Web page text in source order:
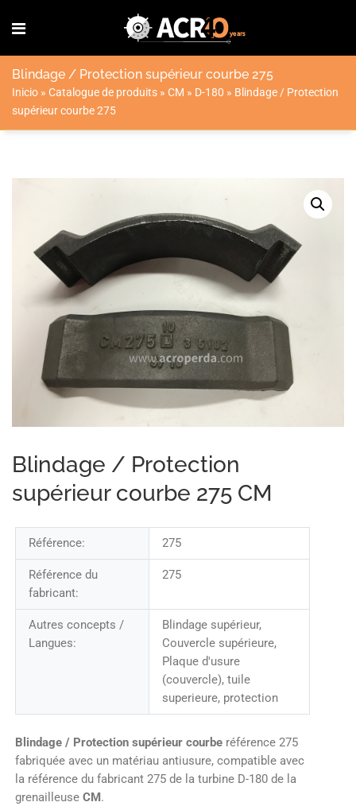
Blindage / Protection supérieur courbe 275
Inicio » Catalogue de produits » CM » D-180 » Blindage / Protection
supérieur courbe 275
Blindage / Protection
supérieur courbe 275 CM
Référence: 275
Référence du
fabricant:
275
Autres concepts /
Langues:
Blindage supérieur,
Couvercle supérieure,
Plaque d'usure
(couvercle), tuile
superieure, protection
Blindage / Protection supérieur courbe référence 275
fabriquée avec un matériau antiusure, compatible avec
la référence du fabricant 275 de la turbine D-180 de la
grenailleuse CM .